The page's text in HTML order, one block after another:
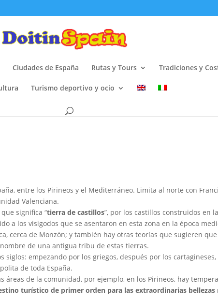
Ciudades de España Rutas y Tours Tradiciones y
Turismo deportivo y ocio
entre los Pirineos y el Mediterráneo. Limita al norte con
Valenciana.
significa “tierra de castillos”, por los castillos construidos en
a los visigodos que se asentaron en esta zona en la época
cerca de Monzón; y también hay otras teorías que sugieren
de una antigua tribu de estas tierras.
empezando por los griegos, después por los
de toda España.
áreas de la comunidad, por ejemplo, en los Pirineos, hay
turístico de primer orden para las extraordinarias bellezas